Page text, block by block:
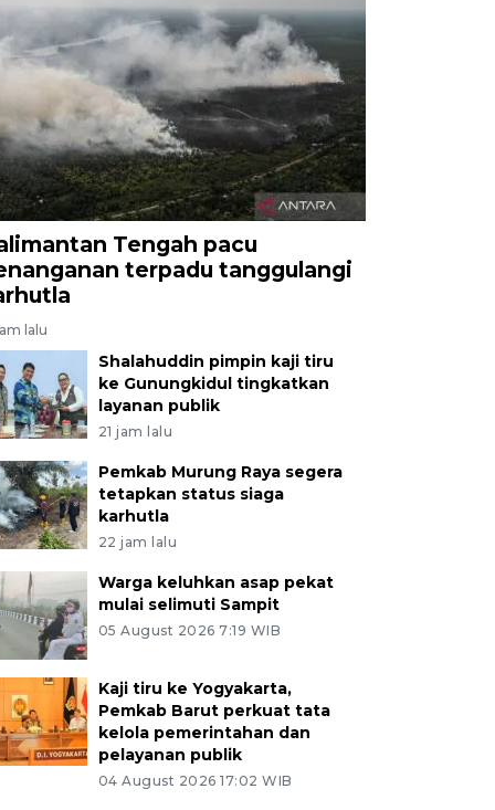
Tengah pacu
terpadu tanggulangi
lalu
Shalahuddin pimpin kaji tiru
ke Gunungkidul tingkatkan
layanan publik
21 jam lalu
Pemkab Murung Raya segera
tetapkan status siaga
karhutla
22 jam lalu
Warga keluhkan asap pekat
mulai selimuti Sampit
05 August 2026 7:19 WIB
Kaji tiru ke Yogyakarta,
Pemkab Barut perkuat tata
kelola pemerintahan dan
pelayanan publik
04 August 2026 17:02 WIB